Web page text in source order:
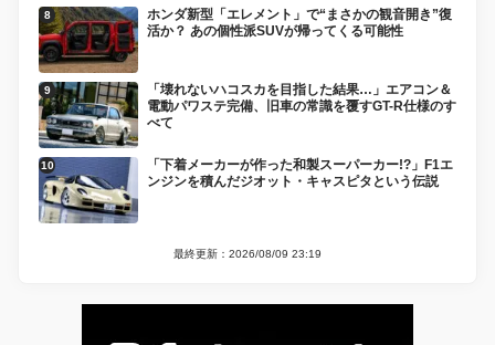
ホンダ新型「エレメント」で“まさかの観音開き”復
活か？ あの個性派SUVが帰ってくる可能性
「壊れないハコスカを目指した結果…」エアコン＆
電動パワステ完備、旧車の常識を覆すGT-R仕様のす
べて
「下着メーカーが作った和製スーパーカー!?」F1エ
ンジンを積んだジオット・キャスピタという伝説
最終更新：2026/08/09 23:19